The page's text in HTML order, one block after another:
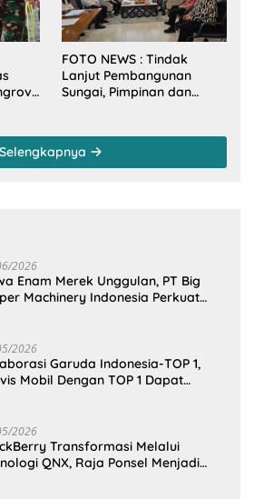
FOTO NEWS : Tindak
Lanjut Pembangunan
Sungai, Pimpinan dan
Kementerian PU-RI
Selengkapnya
2026
Enam Merek Unggulan, PT Big
Machinery Indonesia Perkuat
2026
Garuda Indonesia-TOP 1,
Mobil Dengan TOP 1 Dapat
2026
Transformasi Melalui
QNX, Raja Ponsel Menjadi